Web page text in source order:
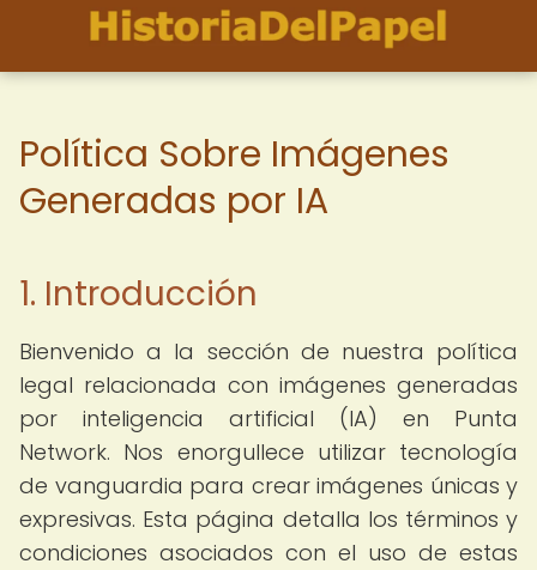
Política Sobre Imágenes
Generadas por IA
1. Introducción
Bienvenido a la sección de nuestra política
legal relacionada con imágenes generadas
por inteligencia artificial (IA) en Punta
Network. Nos enorgullece utilizar tecnología
de vanguardia para crear imágenes únicas y
expresivas. Esta página detalla los términos y
condiciones asociados con el uso de estas